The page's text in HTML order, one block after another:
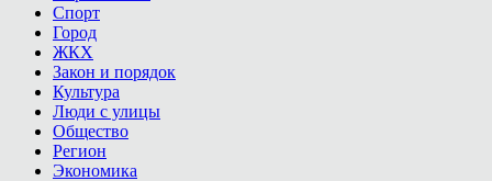
Спорт
Город
ЖКХ
Закон и порядок
Культура
Люди с улицы
Общество
Регион
Экономика